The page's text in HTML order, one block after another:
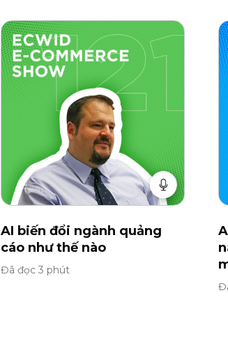
AI biến đổi ngành quảng
cáo như thế nào
Đã đọc 3 phút